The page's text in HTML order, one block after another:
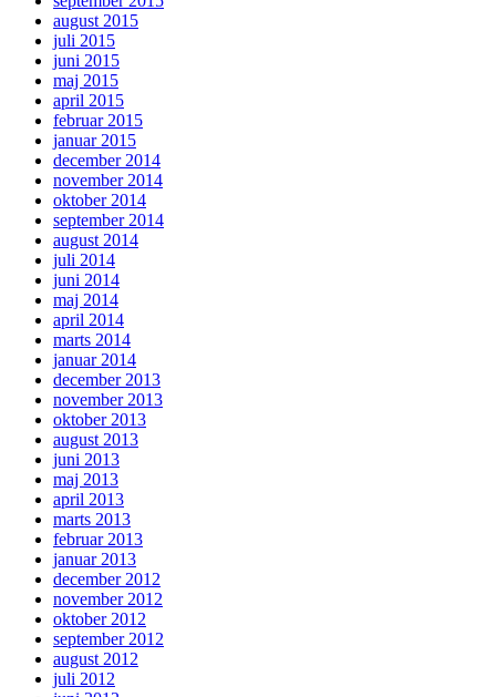
august 2015
juli 2015
juni 2015
maj 2015
april 2015
februar 2015
januar 2015
december 2014
november 2014
oktober 2014
september 2014
august 2014
juli 2014
juni 2014
maj 2014
april 2014
marts 2014
januar 2014
december 2013
november 2013
oktober 2013
august 2013
juni 2013
maj 2013
april 2013
marts 2013
februar 2013
januar 2013
december 2012
november 2012
oktober 2012
september 2012
august 2012
juli 2012